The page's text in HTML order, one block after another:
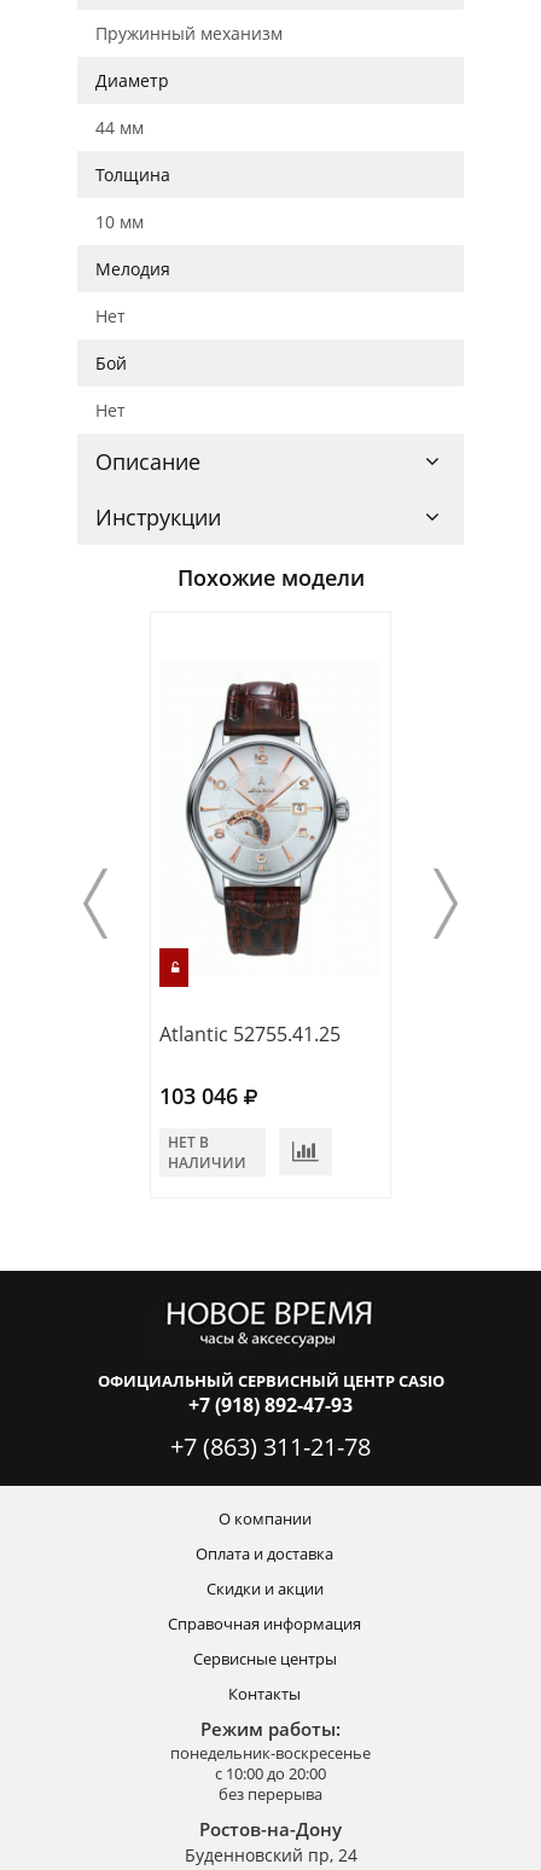
Пружинный механизм
Диаметр
44 мм
Толщина
10 мм
Мелодия
Нет
Бой
Нет
Описание
Инструкции
Похожие модели
Atlantic 52755.41.25
103 046
НЕТ В
НАЛИЧИИ
ОФИЦИАЛЬНЫЙ СЕРВИСНЫЙ ЦЕНТР CASIO
+7 (918) 892-47-93
+7 (863) 311-21-78
О компании
Оплата и доставка
Скидки и акции
Справочная информация
Сервисные центры
Контакты
Режим работы:
понедельник-воскресенье
с 10:00 до 20:00
без перерыва
Ростов-на-Дону
Буденновский пр, 24